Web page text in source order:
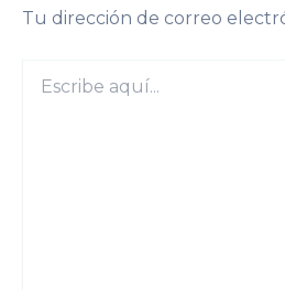
Tu dirección de correo
aquí...